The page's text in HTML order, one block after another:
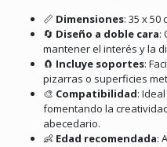
📏 Dimensiones: 35 x 50
🔄 Diseño a doble cara:
mantener el interés y la
🧲 Incluye soportes:
pizarras o superficies
🎨 Compatibilidad:
fomentando la
abecedario.
👶 Edad recomendada: